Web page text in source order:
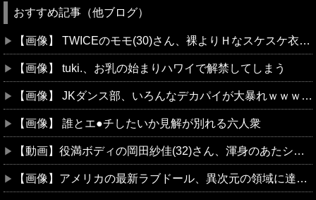
おすすめ記事（他ブログ）
【画像】 TWICEのモモ(30)さん、裸よりＨなスケスケ衣装を着てしまうｗｗｗｗｗｗ
【画像】 tuki.、お乳の始まりハワイで解禁してしまう
【画像】 JKダンス部、いろんなデカパイが大暴れｗｗｗｗｗｗｗ
【画像】 誰とエ●チしたいか見解が別れる六人衆
【動画】役満ボディの岡田紗佳(32)さん、渾身のあたシコダンスがえちえちだと話題にｗｗｗｗｗｗ
【画像】アメリカの最新ラブドール、異次元の領域に達してしまうｗｗｗｗｗｗ